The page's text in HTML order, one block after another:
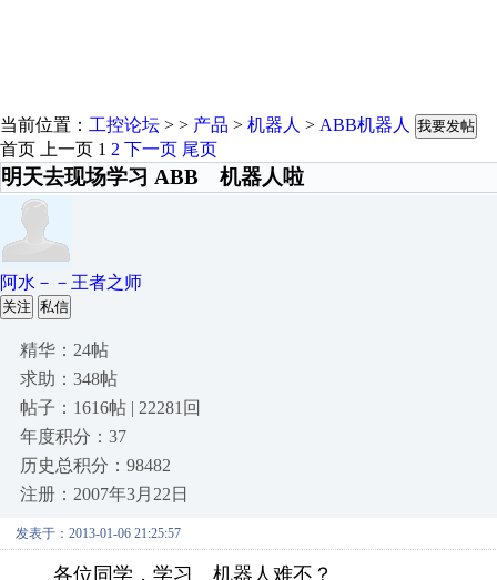
当前位置： 工控论坛 > > 产品 > 机器人 > ABB机器人 我要发帖
首页 上一页 1 2 下一页 尾页
明天去现场学习 ABB 机器人啦
阿水－－王者之师
关注 私信
精华：24帖
求助：348帖
帖子：1616帖 | 22281回
年度积分：37
历史总积分：98482
注册：2007年3月22日
发表于：2013-01-06 21:25:57
各位同学，学习 机器人难不？